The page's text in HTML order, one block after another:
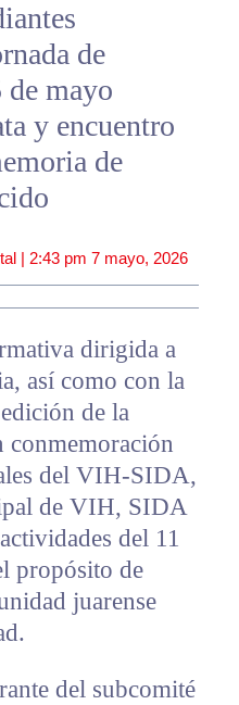
de
mayo
y encuentro
de
| 2:43 pm 7 mayo, 2026
dirigida a
así como con la
de la
del VIH-SIDA,
de VIH, SIDA
del 11
propósito de
juarense
del subcomité